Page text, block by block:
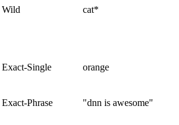
Wild cat*
Exact-Single
orange
Exact-Phrase "dnn is awesome"